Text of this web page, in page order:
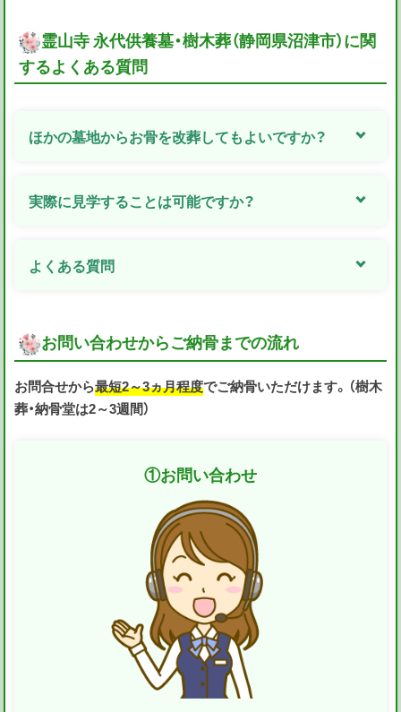
霊山寺 永代供養墓・樹木葬（静岡県沼津市）に関
するよくある質問
ほかの墓地からお骨を改葬してもよいですか？
実際に見学することは可能ですか？
よくある質問
お問い合わせからご納骨までの流れ
お問合せから最短2～3ヵ月程度でご納骨いただけます。（樹木
葬・納骨堂は2～3週間）
①お問い合わせ